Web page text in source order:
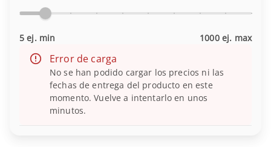
5 ej. min 1000 ej. max
Error de carga
No se han podido cargar los precios ni las
fechas de entrega del producto en este
momento. Vuelve a intentarlo en unos
minutos.